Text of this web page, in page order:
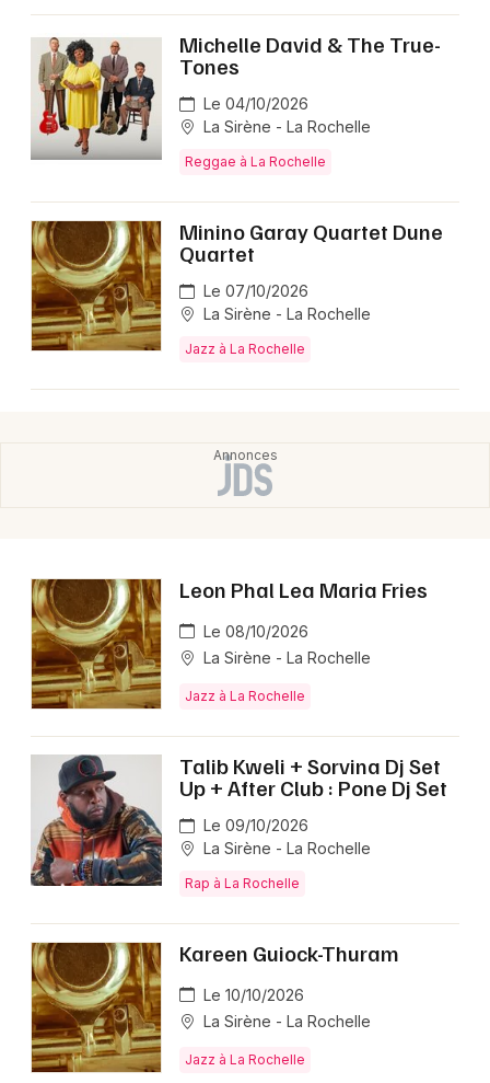
Michelle David & The True-
Tones
Le 04/10/2026
La Sirène - La Rochelle
Reggae à La Rochelle
Minino Garay Quartet Dune
Quartet
Le 07/10/2026
La Sirène - La Rochelle
Jazz à La Rochelle
Leon Phal Lea Maria Fries
Le 08/10/2026
La Sirène - La Rochelle
Jazz à La Rochelle
Talib Kweli + Sorvina Dj Set
Up + After Club : Pone Dj Set
Le 09/10/2026
La Sirène - La Rochelle
Rap à La Rochelle
Kareen Guiock-Thuram
Le 10/10/2026
La Sirène - La Rochelle
Jazz à La Rochelle